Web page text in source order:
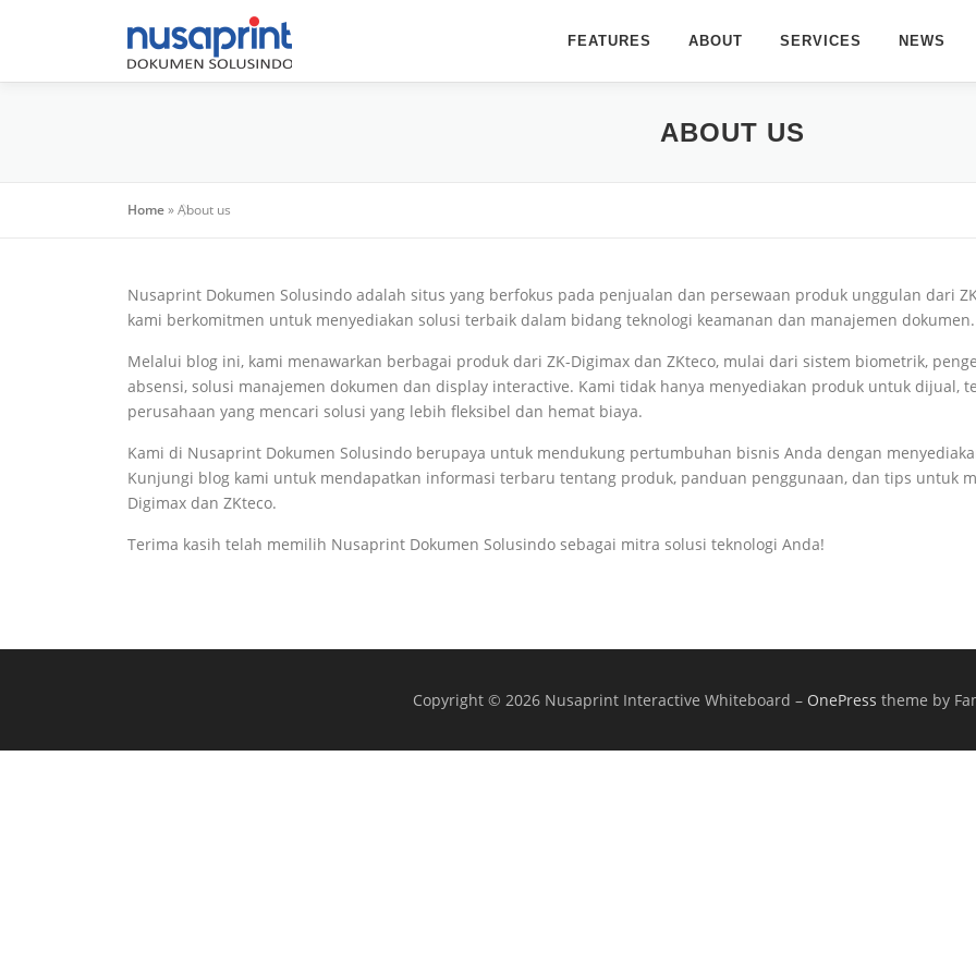
FEATURES ABOUT SERVICES NEWS
ABOUT US
Home»About us
Nusaprint Dokumen Solusindo adalah situs yang berfokus pada penjualan dan persewaan produk unggulan dari
kami berkomitmen untuk menyediakan solusi terbaik dalam bidang teknologi keamanan dan manajemen dokumen.
Melalui blog ini, kami menawarkan berbagai produk dari ZK-Digimax dan ZKteco, mulai dari sistem biometrik,
absensi, solusi manajemen dokumen dan display interactive. Kami tidak hanya menyediakan produk untuk dijual,
perusahaan yang mencari solusi yang lebih fleksibel dan hemat biaya.
Kami di Nusaprint Dokumen Solusindo berupaya untuk mendukung pertumbuhan bisnis Anda dengan
Kunjungi blog kami untuk mendapatkan informasi terbaru tentang produk, panduan penggunaan, dan tips untuk
Digimax dan ZKteco.
Terima kasih telah memilih Nusaprint Dokumen Solusindo sebagai mitra solusi teknologi Anda!
Copyright © 2026 Nusaprint Interactive Whiteboard – OnePress theme by